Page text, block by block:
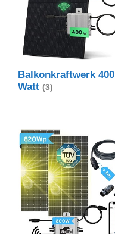
Balkonkraftwerk 400
Watt (3)